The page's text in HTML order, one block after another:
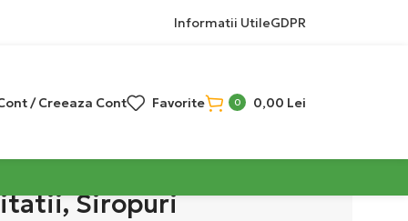
Informatii UtileGDPR
/ Creeaza Cont Favorite 0 0,00 Lei
Siropuri